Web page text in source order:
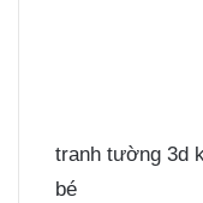
tranh tường 3d
bé